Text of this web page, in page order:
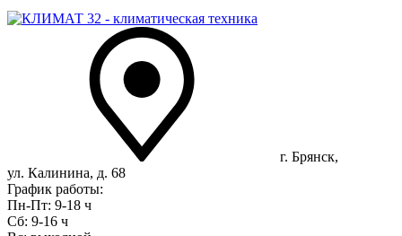
г. Брянск,
ул. Калинина, д. 68
График работы:
Пн-Пт: 9-18 ч
Сб: 9-16 ч